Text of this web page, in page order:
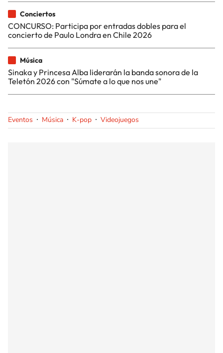
Conciertos
CONCURSO: Participa por entradas dobles para el
concierto de Paulo Londra en Chile 2026
Música
Sinaka y Princesa Alba liderarán la banda sonora de la
Teletón 2026 con "Súmate a lo que nos une"
Eventos Música K-pop Videojuegos